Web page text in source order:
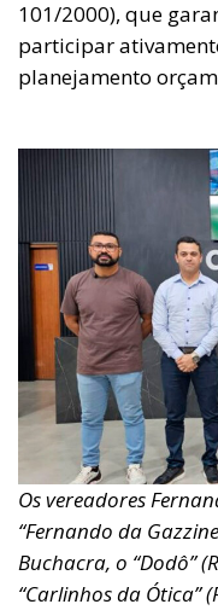
101/2000), que
participar
planejamento
Os vereadores
“Fernando da
Buchacra, o “Dodô”
“Carlinhos da Ótica”